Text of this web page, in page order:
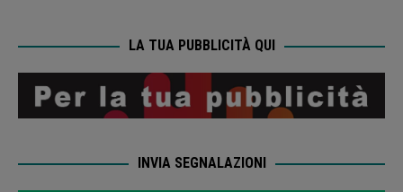
LA TUA PUBBLICITÀ QUI
INVIA SEGNALAZIONI